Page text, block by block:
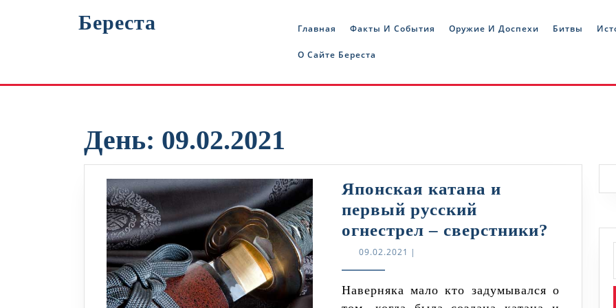
Береста Главная Факты И События Оружие И Доспехи Битвы
О Сайте Береста
День: 09.02.2021
Японская катана и
первый русский
огнестрел – сверстники?
первый
09.02.2021 09.02.2021
|
Наверняка мало кто задумывался о